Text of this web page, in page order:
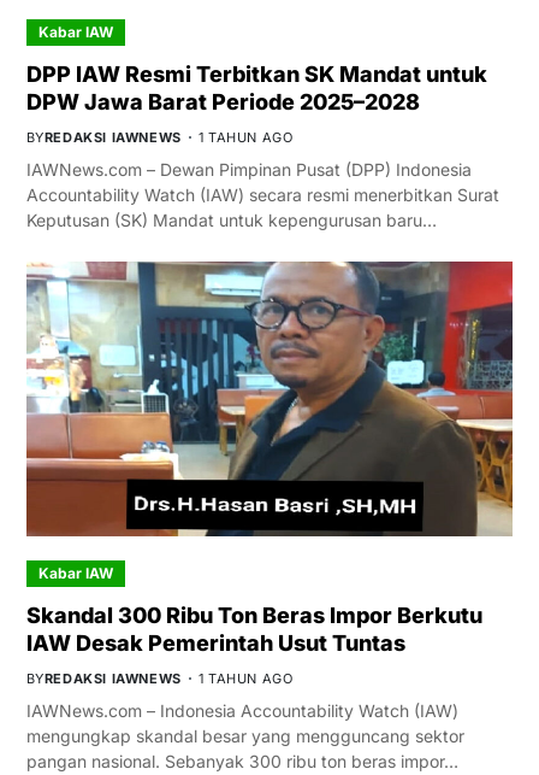
Kabar IAW
DPP IAW Resmi Terbitkan SK Mandat untuk
DPW Jawa Barat Periode 2025–2028
BYREDAKSI IAWNEWS 1 TAHUN AGO
IAWNews.com – Dewan Pimpinan Pusat (DPP) Indonesia
Accountability Watch (IAW) secara resmi menerbitkan Surat
Keputusan (SK) Mandat untuk kepengurusan baru…
Kabar IAW
Skandal 300 Ribu Ton Beras Impor Berkutu
IAW Desak Pemerintah Usut Tuntas
BYREDAKSI IAWNEWS 1 TAHUN AGO
IAWNews.com – Indonesia Accountability Watch (IAW)
mengungkap skandal besar yang mengguncang sektor
pangan nasional. Sebanyak 300 ribu ton beras impor…